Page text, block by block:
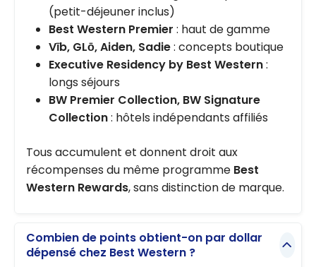
(petit-déjeuner inclus)
Best Western Premier : haut de gamme
Vīb, GLō, Aiden, Sadie: concepts boutique
Executive Residency by Best Western:
longs séjours
BW Premier Collection, BW Signature
Collection: hôtels indépendants affiliés
Tous accumulent et donnent droit aux
récompenses du même programme Best
Western Rewards, sans distinction de marque.
Combien de points obtient-on par dollar
dépensé chez Best Western ?